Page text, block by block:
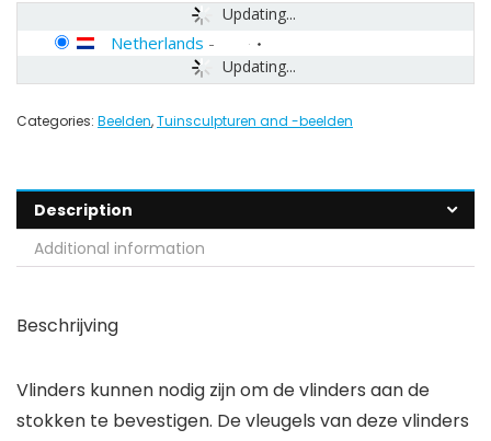
Updating...
Updating...
Netherlands -
Categories: Beelden,Tuinsculpturen and -beelden
Description
Additional information
Beschrijving
Vlinders kunnen nodig zijn om de vlinders aan de
stokken te bevestigen. De vleugels van deze vlinders